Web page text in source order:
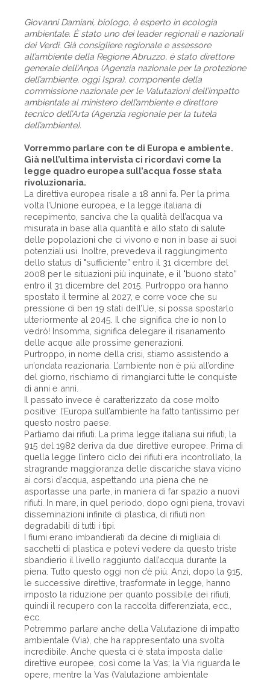
Giovanni Damiani, biologo, è esperto in ecologia
ambientale. È stato uno dei leader regionali e nazionali
dei Verdi. Già consigliere regionale e assessore
all’ambiente della Regione Abruzzo, è stato direttore
generale dell’Anpa (Agenzia nazionale per la protezione
dell’ambiente, oggi Ispra), componente della
commissione nazionale per le Valutazioni dell’impatto
ambientale al ministero dell’ambiente e direttore
tecnico dell’Arta (Agenzia regionale per la tutela
dell’ambiente).
Vorremmo parlare con te di Europa e ambiente.
Già nell’ultima intervista ci ricordavi come la
legge quadro europea sull’acqua fosse stata
rivoluzionaria.
La direttiva europea risale a 18 anni fa. Per la prima
volta l’Unione europea, e la legge italiana di
recepimento, sanciva che la qualità dell’acqua va
misurata in base alla quantità e allo stato di salute
delle popolazioni che ci vivono e non in base ai suoi
potenziali usi. Inoltre, prevedeva il raggiungimento
dello status di "sufficiente” entro il 31 dicembre del
2008 per le situazioni più inquinate, e il "buono stato”
entro il 31 dicembre del 2015. Purtroppo ora hanno
spostato il termine al 2027, e corre voce che su
pressione di ben 19 stati dell’Ue, si possa spostarlo
ulteriormente al 2045. Il che significa che io non lo
vedrò! Insomma, significa delegare il risanamento
delle acque alle prossime generazioni.
Purtroppo, in nome della crisi, stiamo assistendo a
un’ondata reazionaria. L’ambiente non è più all’ordine
del giorno, rischiamo di rimangiarci tutte le conquiste
di anni e anni.
Il passato invece è caratterizzato da cose molto
positive: l’Europa sull’ambiente ha fatto tantissimo per
questo nostro paese.
Partiamo dai rifiuti. La prima legge italiana sui rifiuti, la
915 del 1982 deriva da due direttive europee. Prima di
quella legge l’intero ciclo dei rifiuti era incontrollato, la
stragrande maggioranza delle discariche stava vicino
ai corsi d’acqua, aspettando una piena che ne
asportasse una parte, in maniera di far spazio a nuovi
rifiuti. In mare, in quel periodo, dopo ogni piena, trovavi
disseminazioni infinite di plastica, di rifiuti non
degradabili di tutti i tipi.
I fiumi erano imbandierati da decine di migliaia di
sacchetti di plastica e potevi vedere da questo triste
sbandierio il livello raggiunto dall’acqua durante la
piena. Tutto questo oggi non c’è più. Anzi, dopo la 915,
le successive direttive, trasformate in legge, hanno
imposto la riduzione per quanto possibile dei rifiuti,
quindi il recupero con la raccolta differenziata, ecc.,
ecc.
Potremmo parlare anche della Valutazione di impatto
ambientale (Via), che ha rappresentato una svolta
incredibile. Anche questa ci è stata imposta dalle
direttive europee, così come la Vas; la Via riguarda le
opere, mentre la Vas (Valutazione ambientale